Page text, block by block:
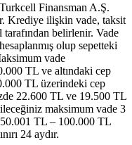
Finansman A.Ş.
Krediye ilişkin vade, taksit
tarafından belirlenir. Vade
olup sepetteki
vade
TL ve altındaki cep
TL üzerindeki cep
22.600 TL ve 19.500 TL
maksimum vade 3
TL – 100.000 TL
24 aydır.